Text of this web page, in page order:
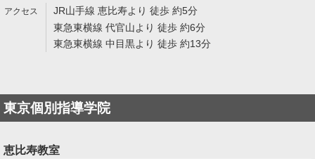
JR山手線 恵比寿より 徒歩 約5分
東急東横線 代官山より 徒歩 約6分
東急東横線 中目黒より 徒歩 約13分
東京個別指導学院
恵比寿教室